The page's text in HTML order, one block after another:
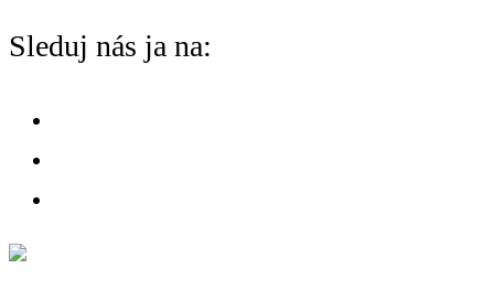
na:
Sleduj nás ja na: